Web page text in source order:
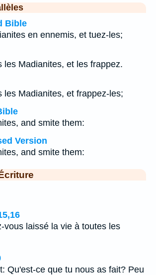
Bible
en ennemis, et tuez-les;
les Madianites, et les frappez.
les Madianites, et frappez-les;
and smite them:
Version
and smite them:
vous laissé la vie à toutes les
Qu'est-ce que tu nous as fait? Peu